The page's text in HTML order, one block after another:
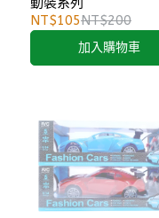
NT$105NT$200
加入購物車